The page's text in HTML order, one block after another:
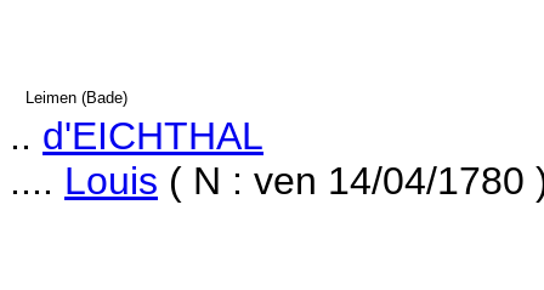
Leimen (Bade)
.. d'EICHTHAL
.... Louis ( N : ven 14/04/1780